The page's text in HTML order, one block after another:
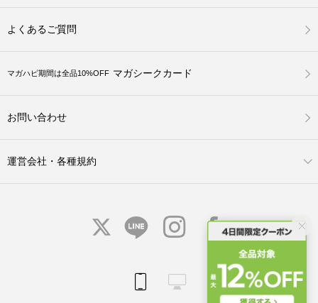
よくあるご質問
マガハピ期間は全品10%OFF マガシークカード
お問い合わせ
運営会社・各種規約